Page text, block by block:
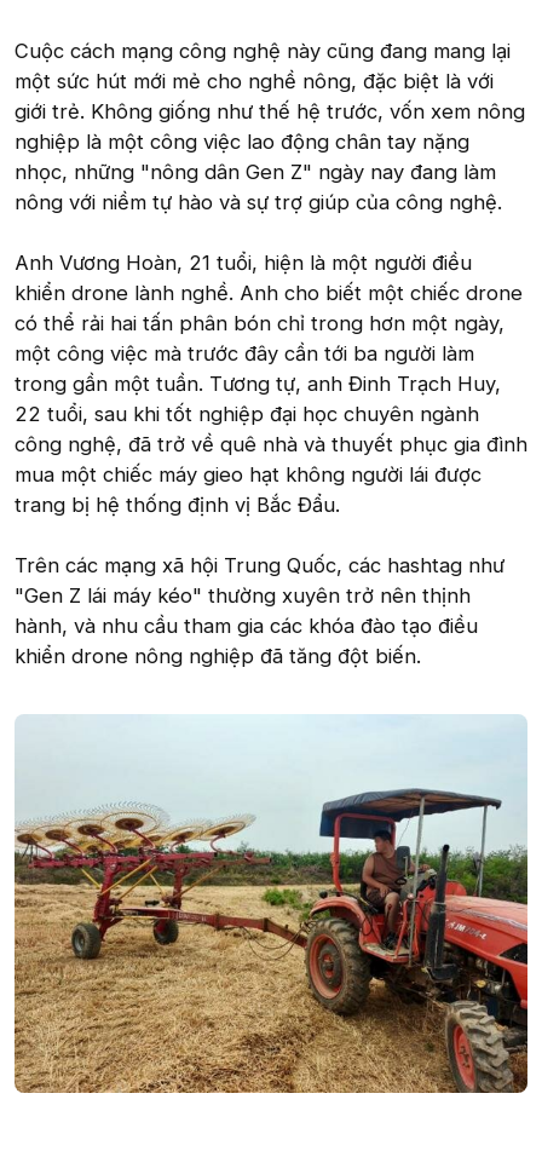
Cuộc cách mạng công nghệ này cũng đang mang lại
một sức hút mới mẻ cho nghề nông, đặc biệt là với
giới trẻ. Không giống như thế hệ trước, vốn xem nông
nghiệp là một công việc lao động chân tay nặng
nhọc, những "nông dân Gen Z" ngày nay đang làm
nông với niềm tự hào và sự trợ giúp của công nghệ.
Anh Vương Hoàn, 21 tuổi, hiện là một người điều
khiển drone lành nghề. Anh cho biết một chiếc drone
có thể rải hai tấn phân bón chỉ trong hơn một ngày,
một công việc mà trước đây cần tới ba người làm
trong gần một tuần. Tương tự, anh Đinh Trạch Huy,
22 tuổi, sau khi tốt nghiệp đại học chuyên ngành
công nghệ, đã trở về quê nhà và thuyết phục gia đình
mua một chiếc máy gieo hạt không người lái được
trang bị hệ thống định vị Bắc Đẩu.
Trên các mạng xã hội Trung Quốc, các hashtag như
"Gen Z lái máy kéo" thường xuyên trở nên thịnh
hành, và nhu cầu tham gia các khóa đào tạo điều
khiển drone nông nghiệp đã tăng đột biến.